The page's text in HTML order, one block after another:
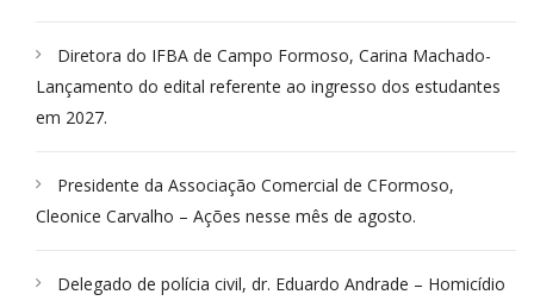
Diretora do IFBA de Campo Formoso, Carina Machado-
Lançamento do edital referente ao ingresso dos estudantes
em 2027.
Presidente da Associação Comercial de CFormoso,
Cleonice Carvalho – Ações nesse mês de agosto.
Delegado de polícia civil, dr. Eduardo Andrade – Homicídio